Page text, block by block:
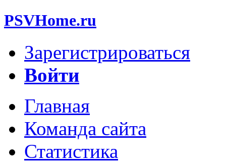
PSVHome.ru
Зарегистрироваться
Войти
Главная
Команда сайта
Статистика